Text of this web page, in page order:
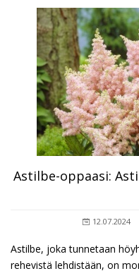
Astilbe-oppaasi:
12.07.2024
Astilbe, joka tunnetaan
rehevistä lehdistään, on